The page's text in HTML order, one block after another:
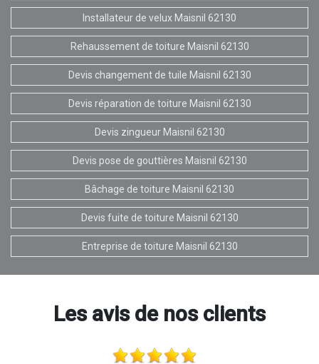
Installateur de velux Maisnil 62130
Rehaussement de toiture Maisnil 62130
Devis changement de tuile Maisnil 62130
Devis réparation de toiture Maisnil 62130
Devis zingueur Maisnil 62130
Devis pose de gouttières Maisnil 62130
Bâchage de toiture Maisnil 62130
Devis fuite de toiture Maisnil 62130
Entreprise de toiture Maisnil 62130
Les avis de nos clients